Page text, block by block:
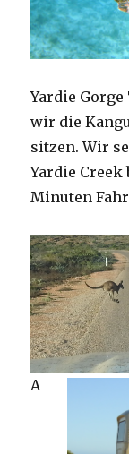
Yardie
wir die
sitzen. Wir
Yardie Creek
Minuten
A